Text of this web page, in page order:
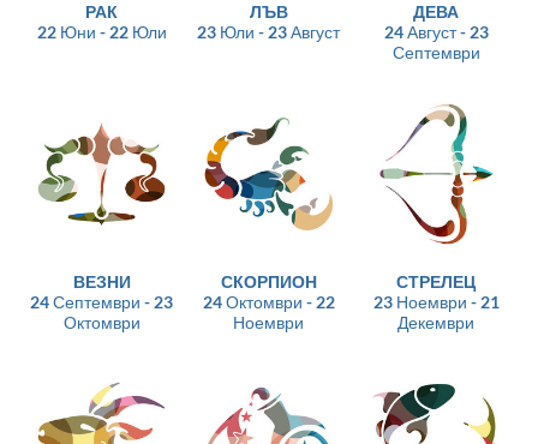
РАК
22 Юни - 22 Юли
ЛЪВ
23 Юли - 23 Август
ДЕВА
24 Август - 23
Септември
ВЕЗНИ
24 Септември - 23
Октомври
СКОРПИОН
24 Октомври - 22
Ноември
СТРЕЛЕЦ
23 Ноември - 21
Декември